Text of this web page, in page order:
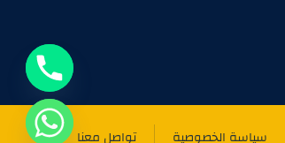
تواصل معنا سياسة الخصوصية